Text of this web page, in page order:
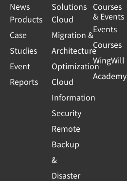
News
Products
Case
Studies
Event
Reports
Solutions
Cloud
Migration &
Architecture
Optimization
Cloud
Information
Security
Remote
Backup
&
Disaster
Courses
& Events
Events
Courses
WingWill
Academy